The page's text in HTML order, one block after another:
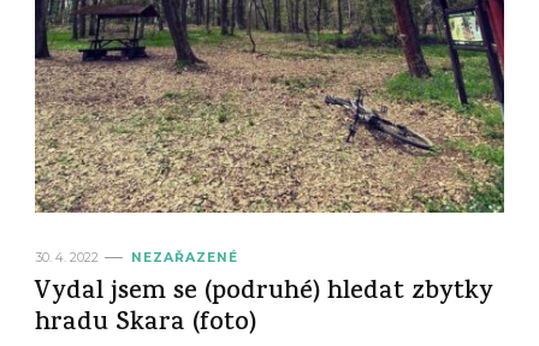
30. 4. 2022 NEZAŘAZENÉ
Vydal jsem se (podruhé) hledat zbytky
hradu Skara (foto)